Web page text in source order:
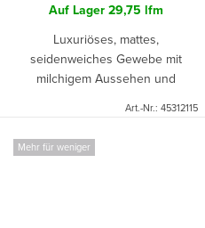
Auf Lager29,75 lfm
Luxuriöses, mattes,
seidenweiches Gewebe mit
milchigem Aussehen und
Art.-Nr.: 45312115
Mehr für weniger